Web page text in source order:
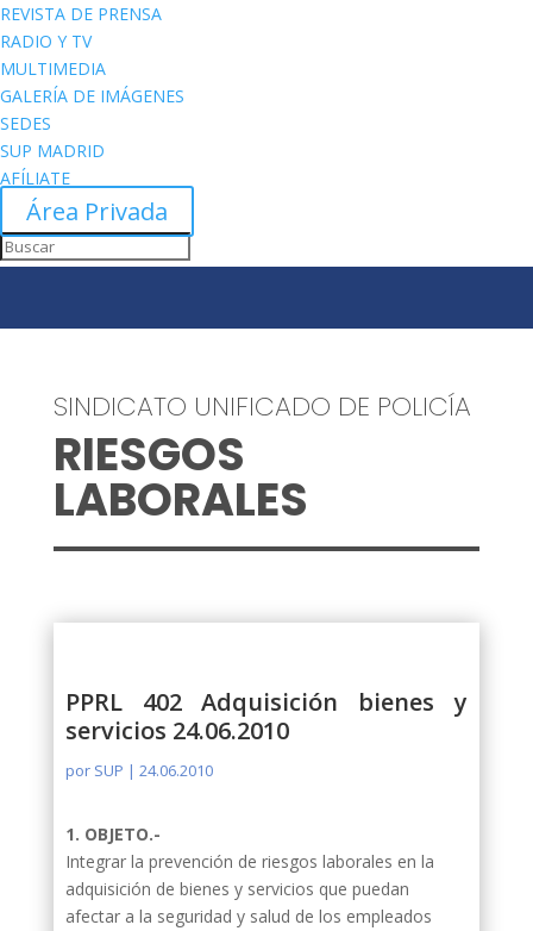
REVISTA DE PRENSA
RADIO Y TV
MULTIMEDIA
GALERÍA DE IMÁGENES
SEDES
SUP MADRID
AFÍLIATE
Área Privada
SINDICATO UNIFICADO DE POLICÍA
RIESGOS
LABORALES
PPRL 402 Adquisición bienes y
servicios 24.06.2010
por SUP | 24.06.2010
1. OBJETO.-
Integrar la prevención de riesgos laborales en la
adquisición de bienes y servicios que puedan
afectar a la seguridad y salud de los empleados